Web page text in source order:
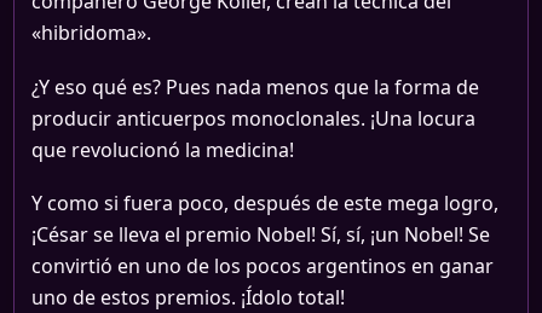
«hibridoma».
¿Y eso qué es? Pues nada menos que la forma de
producir anticuerpos monoclonales. ¡Una locura
que revolucionó la medicina!
Y como si fuera poco, después de este mega logro,
¡César se lleva el premio Nobel! Sí, sí, ¡un Nobel! Se
convirtió en uno de los pocos argentinos en ganar
uno de estos premios. ¡Ídolo total!